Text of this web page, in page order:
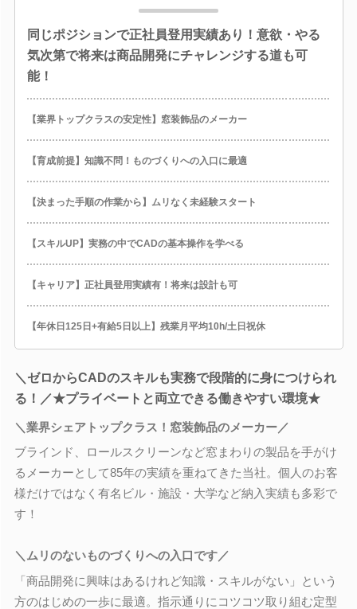
同じポジションで正社員登用実績あり！意欲・やる
気次第で将来は商品開発にチャレンジする道も可
能！
【業界トップクラスの安定性】窓装飾品のメーカー
【育成前提】知識不問！ものづくりへの入口に最適
【決まった手順の作業から】ムリなく未経験スタート
【スキルUP】実務の中でCADの基本操作を学べる
【キャリア】正社員登用実績有！将来は設計も可
【年休日125日+有給5日以上】残業月平均10h/土日祝休
＼ゼロからCADのスキルも実務で段階的に身につけられ
る！／★プライベートと両立できる働きやすい環境★
＼業界シェアトップクラス！窓装飾品のメーカー／
ブラインド、ロールスクリーンなど窓まわりの製品を手がけ
るメーカーとして85年の実績を重ねてきた当社。個人のお客
様だけではなく有名ビル・施設・大学など納入実績も多彩で
す！
＼ムリのないものづくりへの入口です／
「商品開発に興味はあるけれど知識・スキルがない」という
方のはじめの一歩に最適。指示通りにコツコツ取り組む定型